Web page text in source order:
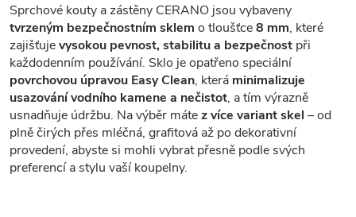
Sprchové kouty a zástěny CERANO jsou vybaveny
tvrzeným bezpečnostním sklem o tloušťce8 mm, které
zajišťujevysokou pevnost, stabilitu a bezpečnost při
každodenním používání. Sklo je opatřeno speciální
povrchovou úpravou Easy Clean, která minimalizuje
usazování vodního kamene a nečistot, a tím výrazně
usnadňuje údržbu. Na výběr mátez více variant skel – od
plně čirých přes mléčná, grafitová až po dekorativní
provedení, abyste si mohli vybrat přesně podle svých
preferencí a stylu vaší koupelny.